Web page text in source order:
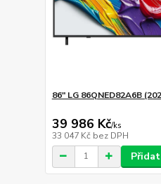
86" LG 86QNED82A6B
39 986 Kč/ks
33 047 Kč bez DPH